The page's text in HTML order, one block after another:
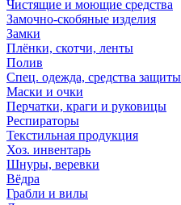
Чистящие и моющие средства
Замочно-скобяные изделия
Замки
Плёнки, скотчи, ленты
Полив
Спец. одежда, средства защиты
Маски и очки
Перчатки, краги и руковицы
Респираторы
Текстильная продукция
Хоз. инвентарь
Шнуры, веревки
Вёдра
Грабли и вилы